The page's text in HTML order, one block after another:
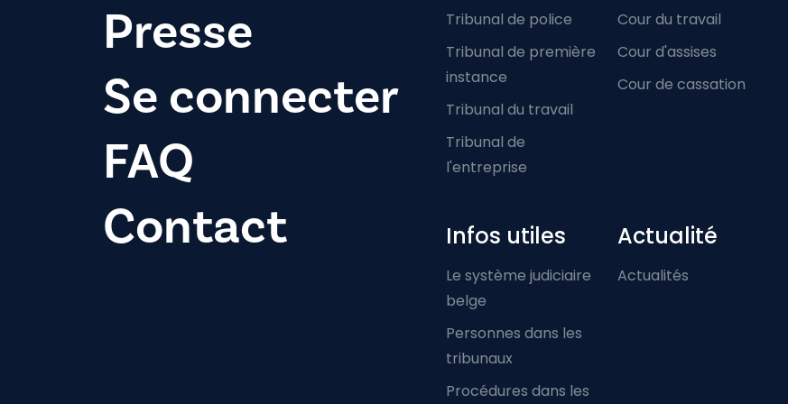
Presse
Se connecter
FAQ
Contact
Tribunal de police
Tribunal de première
instance
Tribunal du travail
Tribunal de
l'entreprise
Cour du travail
Cour d'assises
Cour de cassation
Infos utiles
Le système judiciaire
belge
Personnes dans les
tribunaux
Procédures dans les
Actualité
Actualités